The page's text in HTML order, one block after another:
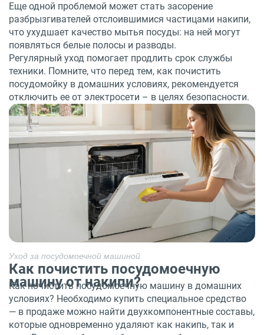
Еще одной проблемой может стать засорение
разбрызгивателей отслоившимися частицами накипи,
что ухудшает качество мытья посуды: на ней могут
появляться белые полосы и разводы.
Регулярный уход помогает продлить срок службы
техники. Помните, что перед тем, как почистить
посудомойку в домашних условиях, рекомендуется
отключить ее от электросети – в целях безопасности.
Уход за посудомоечной машиной
Как почистить посудомоечную
машину от накипи?
Как почистить посудомоечную машину в домашних
условиях? Необходимо купить специальное средство
— в продаже можно найти двухкомпонентные составы,
которые одновременно удаляют как накипь, так и